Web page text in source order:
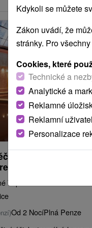
od2 726,24
/noc/
pobyt:
a
Teplice
Od 2 NocíPlná Penze
Kdykoli se můžete
Zákon uvádí, že
stránky. Pro
Cookies, které
Technické a
Analytické a
Reklamné
Reklamní
Personalizace